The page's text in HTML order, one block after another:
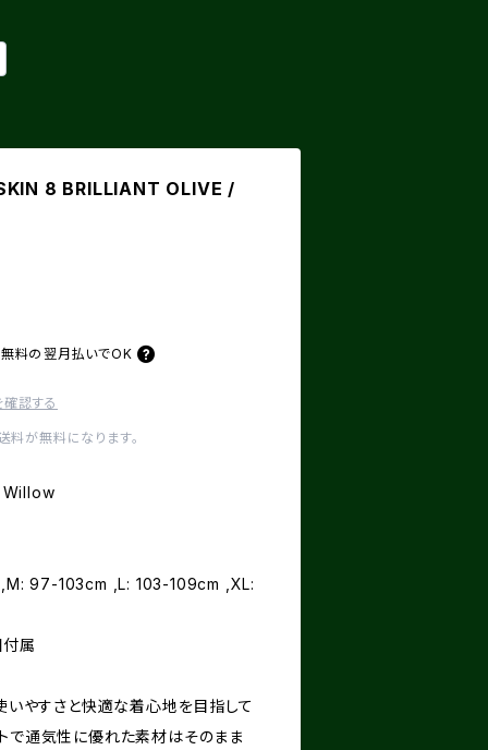
8 BRILLIANT OLIVE /
料の 翌月払いでOK
認する
が無料になります。
Willow
97-103cm ,L: 103-109cm ,XL:
属
やすさと快適な着心地を目指して
で通気性に優れた素材はそのまま